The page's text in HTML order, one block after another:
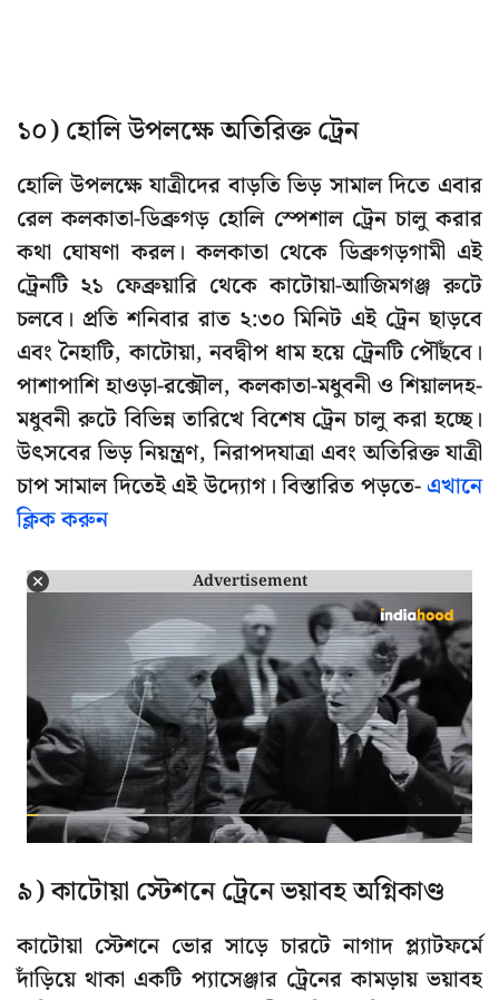
১০) হোলি উপলক্ষে অতিরিক্ত ট্রেন
হোলি উপলক্ষে যাত্রীদের বাড়তি ভিড় সামাল দিতে এবার
রেল কলকাতা-ডিব্রুগড় হোলি স্পেশাল ট্রেন চালু করার
কথা ঘোষণা করল। কলকাতা থেকে ডিব্রুগড়গামী এই
ট্রেনটি ২১ ফেব্রুয়ারি থেকে কাটোয়া-আজিমগঞ্জ রুটে
চলবে। প্রতি শনিবার রাত ২:৩০ মিনিট এই ট্রেন ছাড়বে
এবং নৈহাটি, কাটোয়া, নবদ্বীপ ধাম হয়ে ট্রেনটি পৌঁছবে।
পাশাপাশি হাওড়া-রক্সৌল, কলকাতা-মধুবনী ও শিয়ালদহ-
মধুবনী রুটে বিভিন্ন তারিখে বিশেষ ট্রেন চালু করা হচ্ছে।
উৎসবের ভিড় নিয়ন্ত্রণ, নিরাপদযাত্রা এবং অতিরিক্ত যাত্রী
চাপ সামাল দিতেই এই উদ্যোগ। বিস্তারিত পড়তে-এখানে
ক্লিক করুন
Advertisement
৯) কাটোয়া স্টেশনে ট্রেনে ভয়াবহ অগ্নিকাণ্ড
কাটোয়া স্টেশনে ভোর সাড়ে চারটে নাগাদ প্ল্যাটফর্মে
দাঁড়িয়ে থাকা একটি প্যাসেঞ্জার ট্রেনের কামড়ায় ভয়াবহ